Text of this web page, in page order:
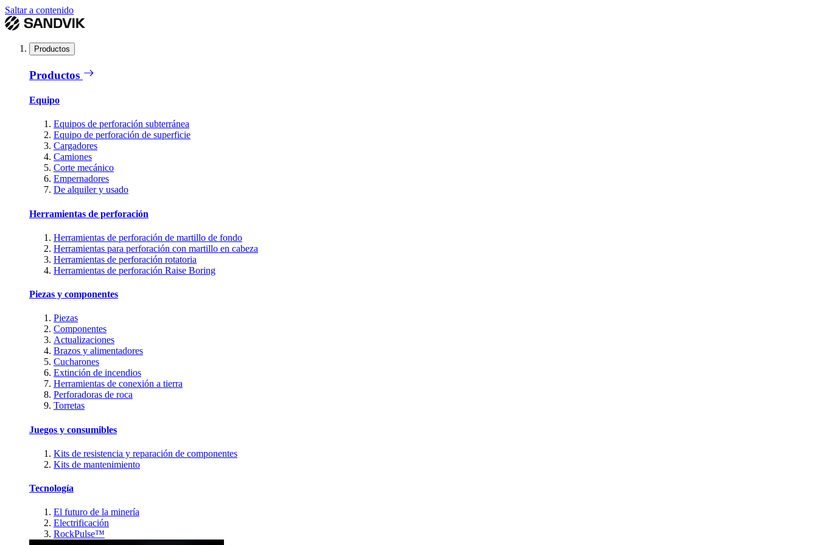
Saltar a contenido
Productos
Productos
Equipo
Equipos de perforación subterránea
Equipo de perforación de superficie
Cargadores
Camiones
Corte mecánico
Empernadores
De alquiler y usado
Herramientas de perforación
Herramientas de perforación de martillo de fondo
Herramientas para perforación con martillo en cabeza
Herramientas de perforación rotatoria
Herramientas de perforación Raise Boring
Piezas y componentes
Piezas
Componentes
Actualizaciones
Brazos y alimentadores
Cucharones
Extinción de incendios
Herramientas de conexión a tierra
Perforadoras de roca
Torretas
Juegos y consumibles
Kits de resistencia y reparación de componentes
Kits de mantenimiento
Tecnología
El futuro de la minería
Electrificación
RockPulse™